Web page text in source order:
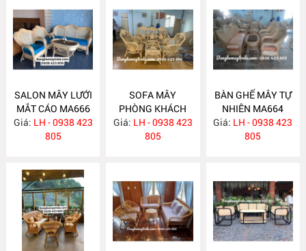
SALON MÂY LƯỚI
MẮT CÁO MA666
Giá: LH - 0938 423
805
SOFA MÂY
PHÒNG KHÁCH
MA665
Giá: LH - 0938 423
805
BÀN GHẾ MÂY TỰ
NHIÊN MA664
Giá: LH - 0938 423
805